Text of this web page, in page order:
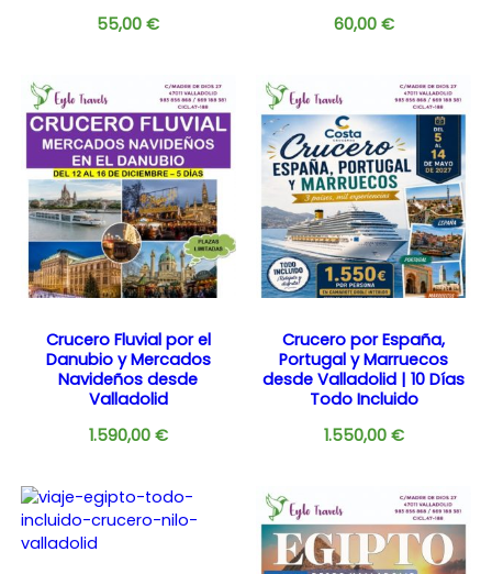
55,00€
60,00 €
Crucero Fluvial por el
Danubio y Mercados
Navideños desde
Valladolid
1.590,00 €
Crucero por España,
Portugal y Marruecos
desde Valladolid | 10 Días
Todo Incluido
1.550,00 €